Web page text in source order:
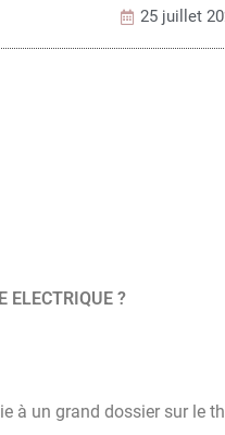
25 juillet
ELECTRIQUE ?
à un grand dossier sur le